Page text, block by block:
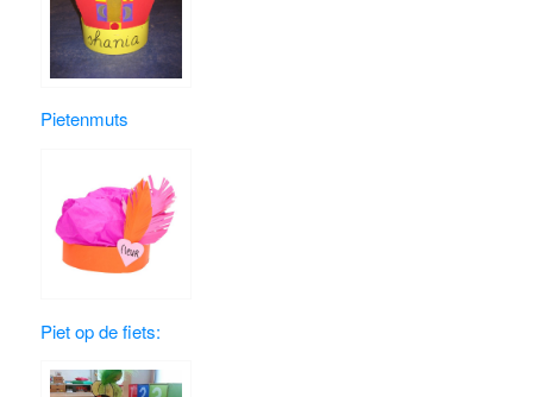
Pietenmuts
Piet op de fiets: